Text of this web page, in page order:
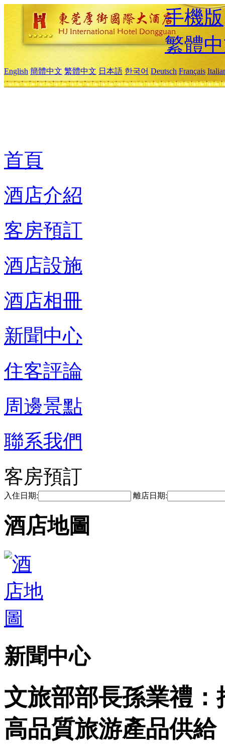
手機版
繁體
English 簡體中文 繁體中文 日本語 한국어 Deutsch Français
首頁
酒店介紹
客房預訂
酒店設施
酒店相冊
新聞中心
住客評論
周邊景點
聯系我們
客房預訂
入住日期: 離店日期:
酒店地圖
新聞中心
文旅部部長孫業禮
高品質旅游產品供給